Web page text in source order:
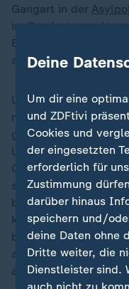
Gangart in der
im Bundestag geht es
Befugnisse für die
an den deutschen
Unklar ist allerdings,
noch zu einer finalen
gewöhnlich landen
Lesung meist in
Geschäftsordnung
sofortige zweite und
bräuchte sie aber
kommt: Selbst wenn
befürwortet, wären
aus anderen
allerdings schon
Deine
Um dir eine
und ZDFtivi
Cookies und
der eingesetzten
erforderlich für
Zustimmung
darüber hinaus
speichern und/
deine Daten ohne
Dritte weiter, die
Dienstleister sind.
auch nicht zu